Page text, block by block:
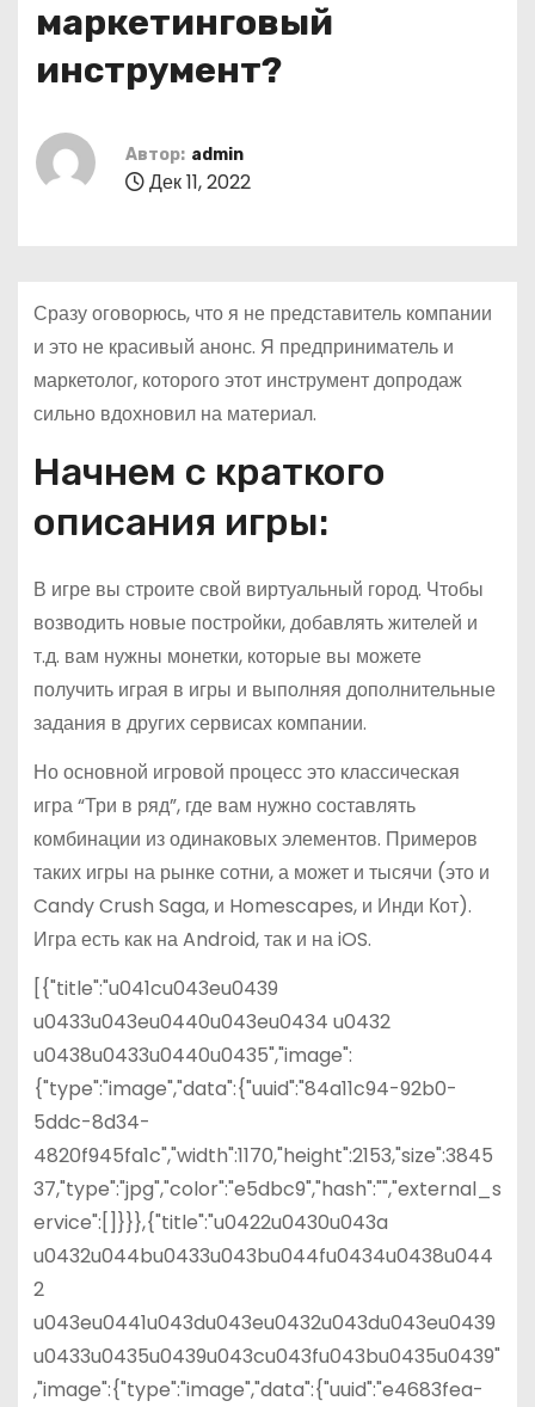
маркетинговый
инструмент?
Автор: admin
Дек 11, 2022
Сразу оговорюсь, что я не представитель компании
и это не красивый анонс. Я предприниматель и
маркетолог, которого этот инструмент допродаж
сильно вдохновил на материал.
Начнем с краткого
описания игры:
В игре вы строите свой виртуальный город. Чтобы
возводить новые постройки, добавлять жителей и
т.д. вам нужны монетки, которые вы можете
получить играя в игры и выполняя дополнительные
задания в других сервисах компании.
Но основной игровой процесс это классическая
игра “Три в ряд”, где вам нужно составлять
комбинации из одинаковых элементов. Примеров
таких игры на рынке сотни, а может и тысячи (это и
Candy Crush Saga, и Homescapes, и Инди Кот).
Игра есть как на Android, так и на iOS.
[{"title":"u041cu043eu0439
u0433u043eu0440u043eu0434 u0432
u0438u0433u0440u0435","image":
{"type":"image","data":{"uuid":"84a11c94-92b0-
5ddc-8d34-
4820f945fa1c","width":1170,"height":2153,"size":3845
37,"type":"jpg","color":"e5dbc9","hash":"","external_s
ervice":[]}}},{"title":"u0422u0430u043a
u0432u044bu0433u043bu044fu0434u0438u044
2
u043eu0441u043du043eu0432u043du043eu0439
u0433u0435u0439u043cu043fu043bu0435u0439"
,"image":{"type":"image","data":{"uuid":"e4683fea-